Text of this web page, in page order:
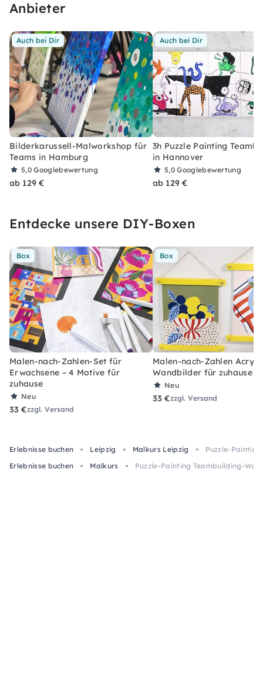
Anbieter
Auch bei Dir
Bilderkarussell-Malworkshop für
Teams in Hamburg
5,0Googlebewertung
ab 129 €
Auch bei Dir
3h Puzzle Painting
in Hannover
5,0Googlebewertung
ab 129 €
Entdecke unsere DIY-Boxen
Box
Malen-nach-Zahlen-Set für
Erwachsene – 4 Motive für
zuhause
Neu
33 €zzgl. Versand
Box
Malen-nach-Zahlen Acryl-
Wandbilder für zuhause
Neu
33 €zzgl. Versand
Erlebnisse buchen Leipzig Malkurs Leipzig
Puzzle-
Erlebnisse buchen
Malkurs Puzzle-Painting Teambuilding-